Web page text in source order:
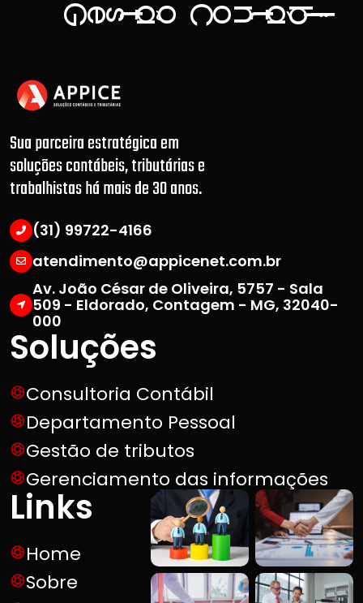
G
e
s
t
ãoC
on
t
áb
i
l
.
Sua parceira estratégica em
soluções contábeis, tributárias e
trabalhistas há mais de 30 anos.
(31) 99722-4166
atendimento@appicenet.com.br
Av. João César de Oliveira, 5757 - Sala
509 - Eldorado, Contagem - MG, 32040-
000
Soluções
Consultoria Contábil
Departamento Pessoal
Gestão de tributos
Gerenciamento das informações
Links
Home
Sobre